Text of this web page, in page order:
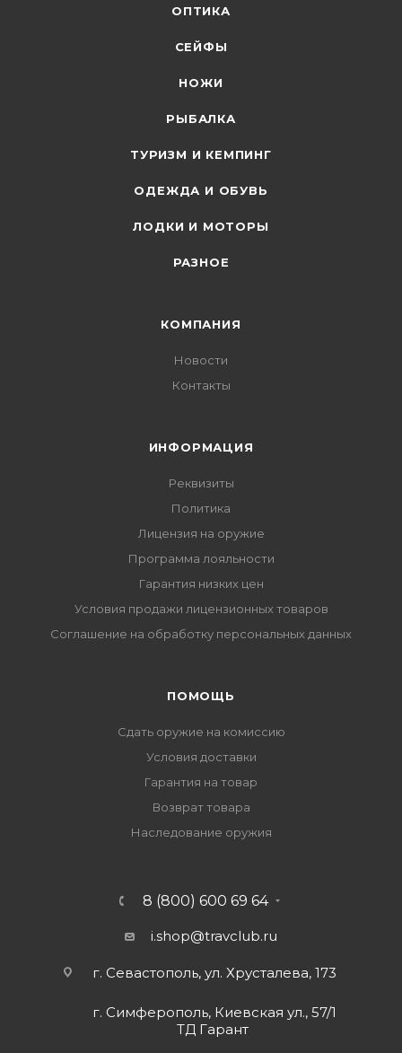
ОПТИКА
СЕЙФЫ
НОЖИ
РЫБАЛКА
ТУРИЗМ И КЕМПИНГ
ОДЕЖДА И ОБУВЬ
ЛОДКИ И МОТОРЫ
РАЗНОЕ
КОМПАНИЯ
Новости
Контакты
ИНФОРМАЦИЯ
Реквизиты
Политика
Лицензия на оружие
Программа лояльности
Гарантия низких цен
Условия продажи лицензионных товаров
Соглашение на обработку персональных данных
ПОМОЩЬ
Сдать оружие на комиссию
Условия доставки
Гарантия на товар
Возврат товара
Наследование оружия
8 (800) 600 69 64
i.shop@travclub.ru
г. Севастополь, ул. Хрусталева, 173
г. Симферополь, Киевская ул., 57/1
ТД Гарант